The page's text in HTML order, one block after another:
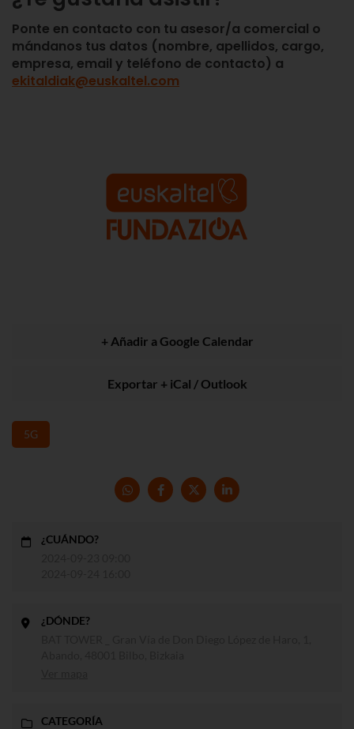
Ponte en contacto con tu asesor/a comercial o
mándanos tus datos (nombre, apellidos, cargo,
empresa, email y teléfono de contacto) a
ekitaldiak@euskaltel.com
+ Añadir a Google Calendar
Exportar + iCal / Outlook
5G
¿CUÁNDO?
¿DÓNDE?
CATEGORÍA